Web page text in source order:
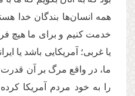
همه انسان‌ها بندگان خدا
خدمت کنیم و برای ما هیچ
یا غربی؛ آمریکایی باشد یا
ما، در واقع مرگ بر آن
را به خود مردم آمریکا